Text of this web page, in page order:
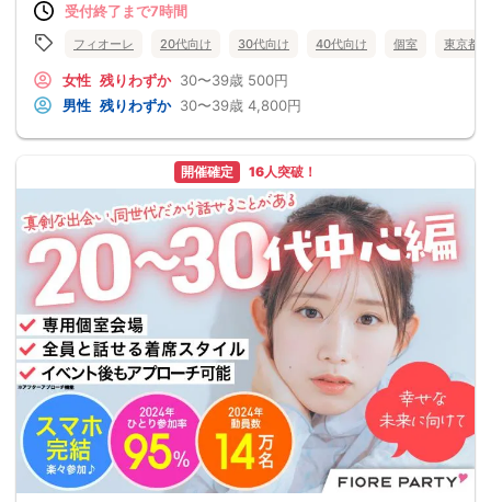
受付終了まで7時間
フィオーレ 20代向け 30代向け 40代向け 個室 東京都
女性 残りわずか 30〜39歳 500円
男性 残りわずか 30〜39歳 4,800円
開催確定 16人突破！